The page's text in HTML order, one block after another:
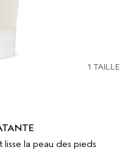
1 TAILLE
la peau des pieds